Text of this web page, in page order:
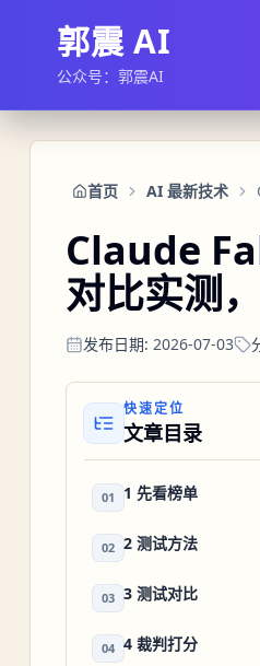
郭震 AI
公众号：郭震AI
首页 AI 最新技术
Claude
对比实测
发布日期: 2026-07-03
快速定位
文章目录
01 1 先看榜单
02 2 测试方法
03 3 测试对比
04 4 裁判打分